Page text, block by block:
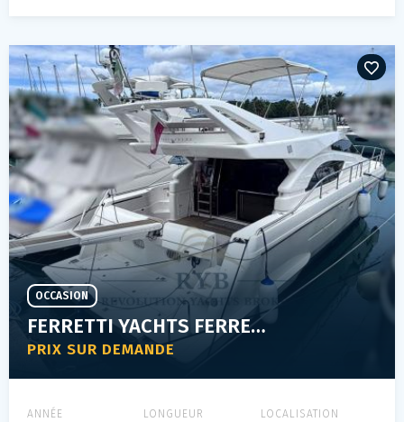
FERRETTI YACHTS FERRETTI 53
PRIX SUR DEMANDE
OCCASION
ANNÉE LONGUEUR LOCALISATION